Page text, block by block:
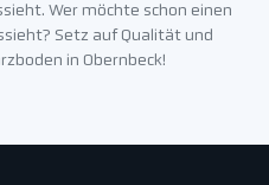
Wer möchte schon einen
Setz auf Qualität und
in Obernbeck!